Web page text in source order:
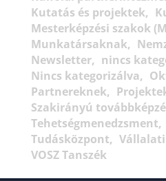
Kutatás és projektek
Mesterképzési szakok
Munkatársaknak
Newsletter
nincs
Nincs kategorizálva
Partnereknek
Szakirányú
Tehetségmenedzsment
Tudásközpont
VOSZ Tanszék